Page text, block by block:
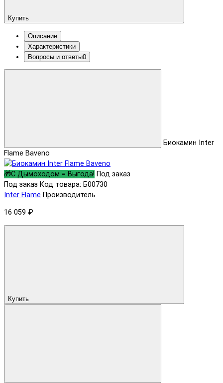
Купить
Описание
Характеристики
Вопросы и ответы0
Биокамин Inter
Flame Baveno
🎁С Дымоходом = Выгода! Под заказ
Под заказ Код товара: Б00730
Inter Flame Производитель
16 059 ₽
Купить